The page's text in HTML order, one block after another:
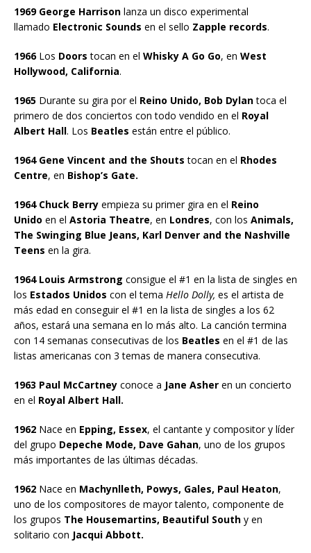
1969 George Harrison lanza un disco experimental
llamado Electronic Sounds en el sello Zapple records.
1966Los Doors tocan en el Whisky A Go Go, en West
Hollywood, California.
1965 Durante su gira por el Reino Unido, Bob Dylantoca el
primero de dos conciertos con todo vendido en el Royal
Albert Hall. Los Beatles están entre el público.
1964 Gene Vincent and the Shouts tocan en el Rhodes
Centre, en Bishop’s Gate.
1964 Chuck Berry empieza su primer gira en el Reino
Unido en el Astoria Theatre, en Londres, con los Animals,
The Swinging Blue Jeans, Karl Denver and the Nashville
Teens en la gira.
1964 Louis Armstrong consigue el #1 en la lista de singles en
los Estados Unidos con el tema Hello Dolly, es el artista de
más edad en conseguir el #1 en la lista de singles a los 62
años, estará una semana en lo más alto. La canción termina
con 14 semanas consecutivas de los Beatles en el #1 de las
listas americanas con 3 temas de manera consecutiva.
1963 Paul McCartney conoce a Jane Asher en un concierto
en el Royal Albert Hall.
1962 Nace en Epping, Essex, el cantante y compositor y líder
del grupo Depeche Mode, Dave Gahan, uno de los grupos
más importantes de las últimas décadas.
1962 Nace en Machynlleth, Powys, Gales, Paul Heaton,
uno de los compositores de mayor talento, componente de
los grupos The Housemartins, Beautiful South y en
solitario con Jacqui Abbott.